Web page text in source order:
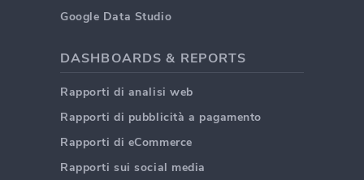
Google Data Studio
DASHBOARDS & REPORTS
Rapporti di analisi web
Rapporti di pubblicità a pagamento
Rapporti di eCommerce
Rapporti sui social media